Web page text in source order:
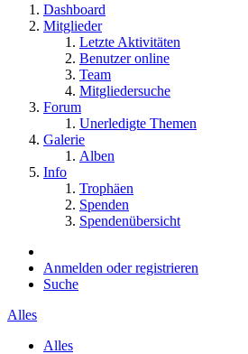
Dashboard
Mitglieder
Letzte Aktivitäten
Benutzer online
Team
Mitgliedersuche
Forum
Unerledigte Themen
Galerie
Alben
Info
Trophäen
Spenden
Spendenübersicht
Anmelden oder registrieren
Suche
Alles
Alles